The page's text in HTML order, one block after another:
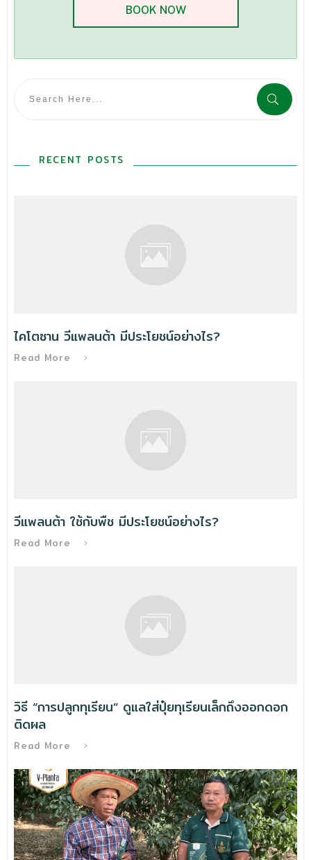
BOOK NOW
RECENT POSTS
ไคโตซาน วีแพลนต้า มีประโยชน์อย่างไร?
Read More
วีแพลนต้า ใช้กับพืช มีประโยชน์อย่างไร?
Read More
วิธี “การปลูกทุเรียน” ดูแลใส่ปุ๋ยทุเรียนเล็กถึงออกดอก
ติดผล
Read More